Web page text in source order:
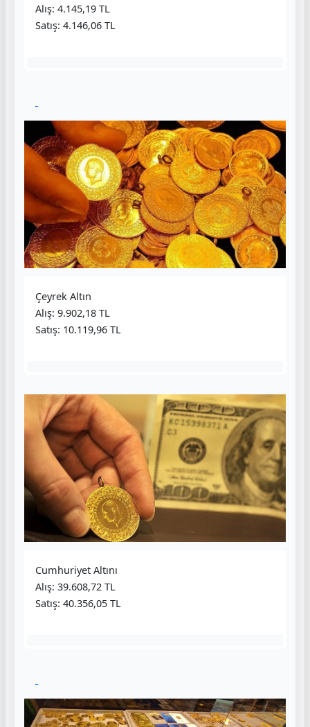
Alış: 4.145,19 TL
Satış: 4.146,06 TL
Çeyrek Altın
Alış: 9.902,18 TL
Satış: 10.119,96 TL
Cumhuriyet Altını
Alış: 39.608,72 TL
Satış: 40.356,05 TL